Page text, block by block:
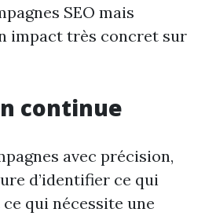
SEO mais
impact très concret sur
continue
avec précision,
d’identifier ce qui
qui nécessite une